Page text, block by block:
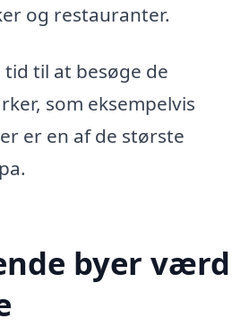
og restauranter.
til at besøge de
som eksempelvis
er en af de største
byer værd